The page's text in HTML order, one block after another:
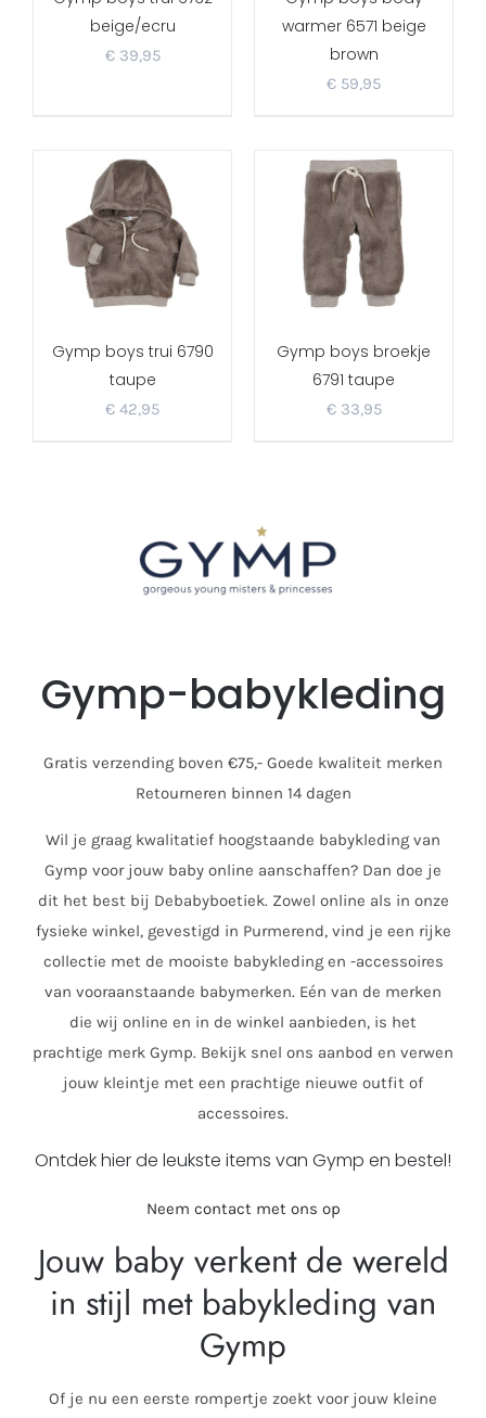
beige/ecru
€39,95
warmer 6571 beige
brown
€ 59,95
Gymp boys trui 6790
taupe
€ 42,95
Gymp boys broekje
6791 taupe
€33,95
Gymp-babykleding
Gratis verzending boven €75,- Goede kwaliteit merken
Retourneren binnen 14 dagen
Wil je graag kwalitatief hoogstaande babykleding van
Gymp voor jouw baby online aanschaffen? Dan doe je
dit het best bij Debabyboetiek. Zowel online als in onze
fysieke winkel, gevestigd in Purmerend, vind je een rijke
collectie met de mooiste babykleding en -accessoires
van vooraanstaande babymerken. Eén van de merken
die wij online en in de winkel aanbieden, is het
prachtige merk Gymp. Bekijk snel ons aanbod en verwen
jouw kleintje met een prachtige nieuwe outfit of
accessoires.
Ontdek hier de leukste items van Gymp en bestel!
Neem contact met ons op
Jouw baby verkent de wereld
in stijl met babykleding van
Gymp
Of je nu een eerste rompertje zoekt voor jouw kleine